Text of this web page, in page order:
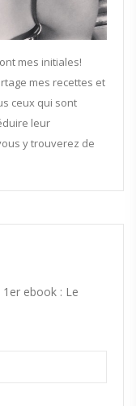
mes initiales!
mes recettes et
ceux qui sont
leur
y trouverez de
ebook : Le